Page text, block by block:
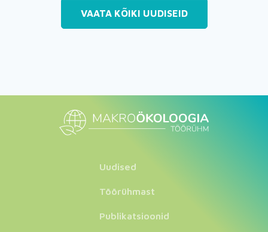
VAATA KÕIKI UUDISEID
Uudised
Töörühmast
Publikatsioonid